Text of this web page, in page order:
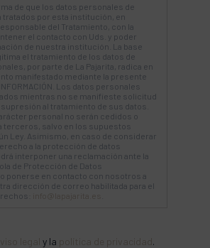
de que los datos personales de
tratados por esta institución, en
del Tratamiento, con la
el contacto con Uds. y poder
de nuestra institución. La base
el tratamiento de los datos de
por parte de La Pajarita, radica en
manifestado mediante la presente
Los datos personales
mientras no se manifieste solicitud
al tratamiento de sus datos.
personal no serán cedidos o
terceros, salvo en los supuestos
Ley. Asimismo, en caso de considerar
a la protección de datos
interponer una reclamación ante la
de Protección de Datos
o ponerse en contacto con nosotros a
dirección de correo habilitada para el
y la .